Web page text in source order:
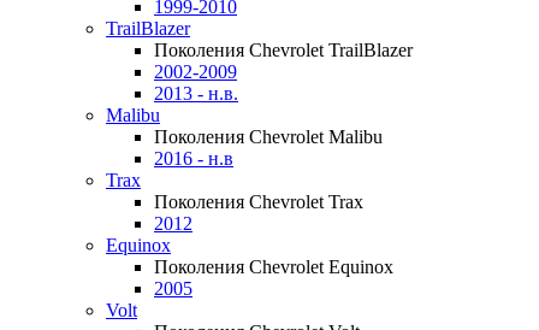
1999-2010
TrailBlazer
Поколения Chevrolet TrailBlazer
2002-2009
2013 - н.в.
Malibu
Поколения Chevrolet Malibu
2016 - н.в
Trax
Поколения Chevrolet Trax
2012
Equinox
Поколения Chevrolet Equinox
2005
Volt